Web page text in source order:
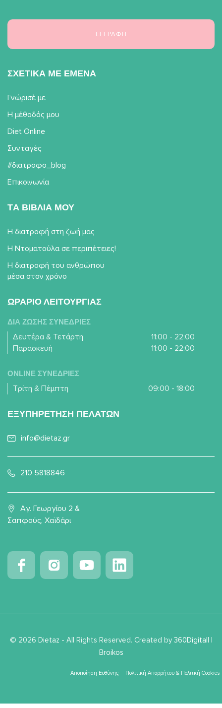
ΣΧΕΤΙΚΑ ΜΕ ΕΜΕΝΑ
Γνώρισέ με
Η μέθοδός μου
Diet Online
Συνταγές
#διατροφο_blog
Επικοινωνία
TΑ ΒΙΒΛΙΑ ΜΟΥ
Η διατροφή στη ζωή μας
Η Ντοματούλα σε περιπέτειες!
Η διατροφή του ανθρώπου
μέσα στον χρόνο
ΩΡΑΡΙΟ ΛΕΙΤΟΥΡΓΙΑΣ
ΔΙΑ ΖΩΣΗΣ ΣΥΝΕΔΡΙΕΣ
Δευτέρα & Τετάρτη
11:00 - 22:00
Παρασκευή
11:00 - 22:00
ONLINE ΣΥΝΕΔΡΙΕΣ
Τρίτη & Πέμπτη 09:00 - 18:00
ΕΞΥΠΗΡΕΤΗΣΗ ΠΕΛΑΤΩΝ
info@dietaz.gr
210 5818846
Αγ. Γεωργίου 2 &
Σαπφούς, Χαϊδάρι
© 2026 Dietaz - All Rights Reserved. Created by 360Digitall |
Broikos
Αποποίηση Ευθύνης Πολιτική Απορρήτου & Πολιτκή Cookies